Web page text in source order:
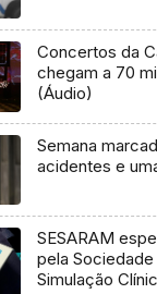
Concertos da
chegam a 70
(Áudio)
Semana
acidentes e
SESARAM
pela
Simulação